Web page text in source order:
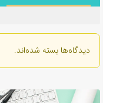
دیدگاه‌ها بسته شده‌اند.